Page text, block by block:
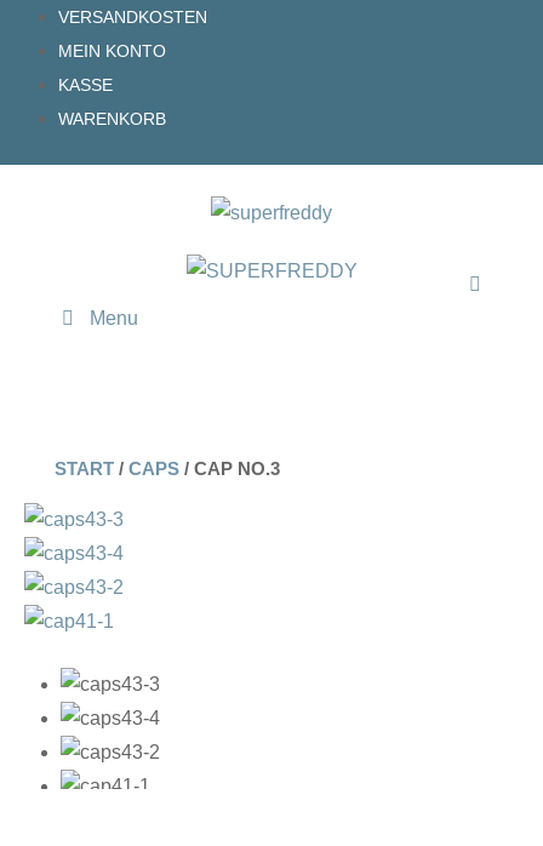
Inhalt
springen
VERSANDKOSTEN
MEIN KONTO
KASSE
WARENKORB
Menu
START / CAPS / CAP NO.3